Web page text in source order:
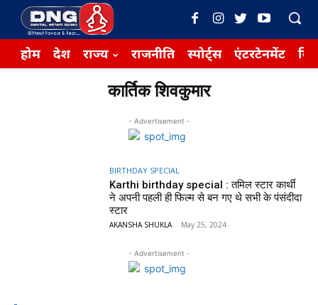
होम देश राज्य राजनीति स्पोर्ट्स एंटरटेनमेंट
कार्तिक शिवकुमार
- Advertisement -
BIRTHDAY SPECIAL
Karthi birthday special : तमिल स्टार कार्थी
ने अपनी पहली ही फिल्म से बन गए थे सभी के पंसंदीदा
स्टार
AKANSHA SHUKLA - May 25, 2024
- Advertisement -